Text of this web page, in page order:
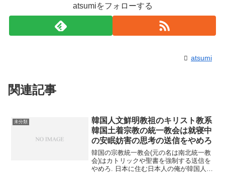
atsumiをフォローする
atsumi
関連記事
未分類
韓国人文鮮明教祖のキリスト教系
韓国土着宗教の統一教会は就寝中
の安眠妨害の思考の送信をやめろ
韓国の宗教統一教会(元の名は南北統一教
会)はカトリックや聖書を強制する送信を
やめろ. 日本に住む日本人の俺が韓国人の